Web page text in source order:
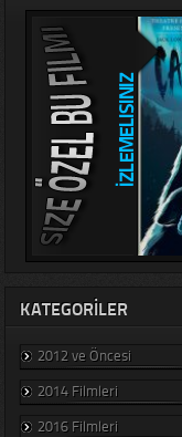
KATEGORILER
2012 ve Öncesi
2014 Filmleri
2016 Filmleri